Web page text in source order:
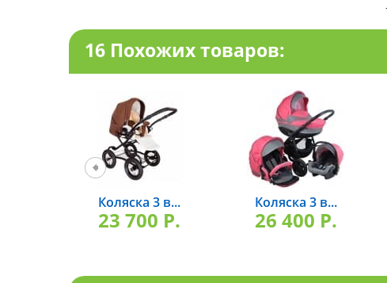
16 Похожих товаров:
Коляска 3 в...
23 700 P.
Коляска 3 в...
26 400 P.